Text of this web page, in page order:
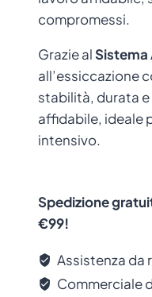
compromessi.
Grazie al
all’essiccazione
stabilità, durata
affidabile, ideale
intensivo.
Spedizione
€99!
Assistenza da
Commerciale